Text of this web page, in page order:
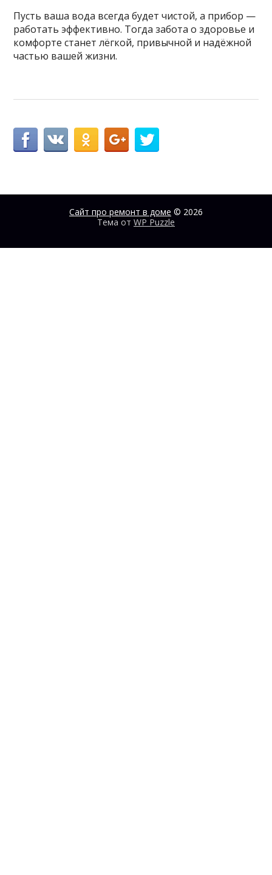
Пусть ваша вода всегда будет чистой, а прибор —
работать эффективно. Тогда забота о здоровье и
комфорте станет лёгкой, привычной и надёжной
частью вашей жизни.
Сайт про ремонт в доме © 2026
Тема от WP Puzzle